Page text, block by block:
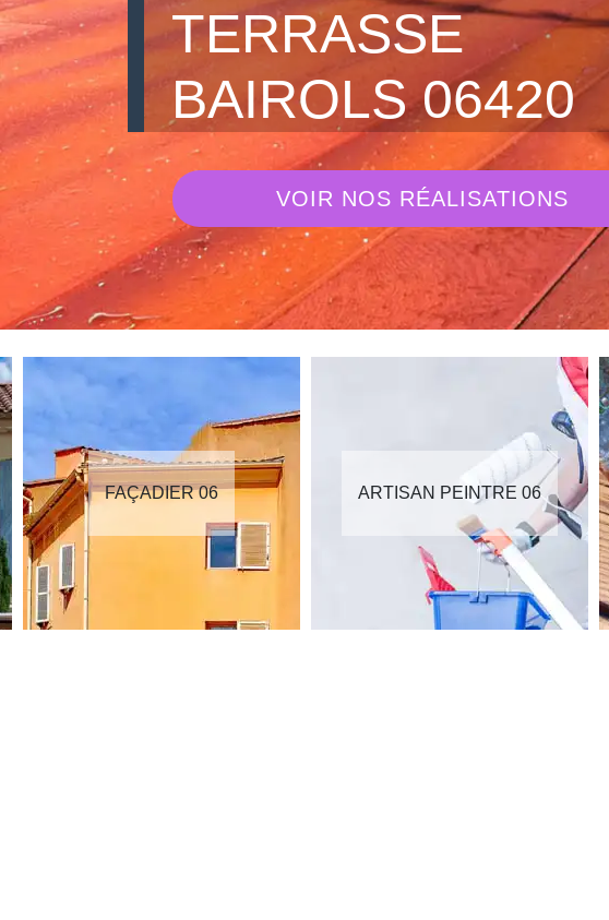
TERRASSE
BAIROLS 06420
VOIR NOS RÉALISATIONS
FAÇADIER 06 ARTISAN PEINTRE 06